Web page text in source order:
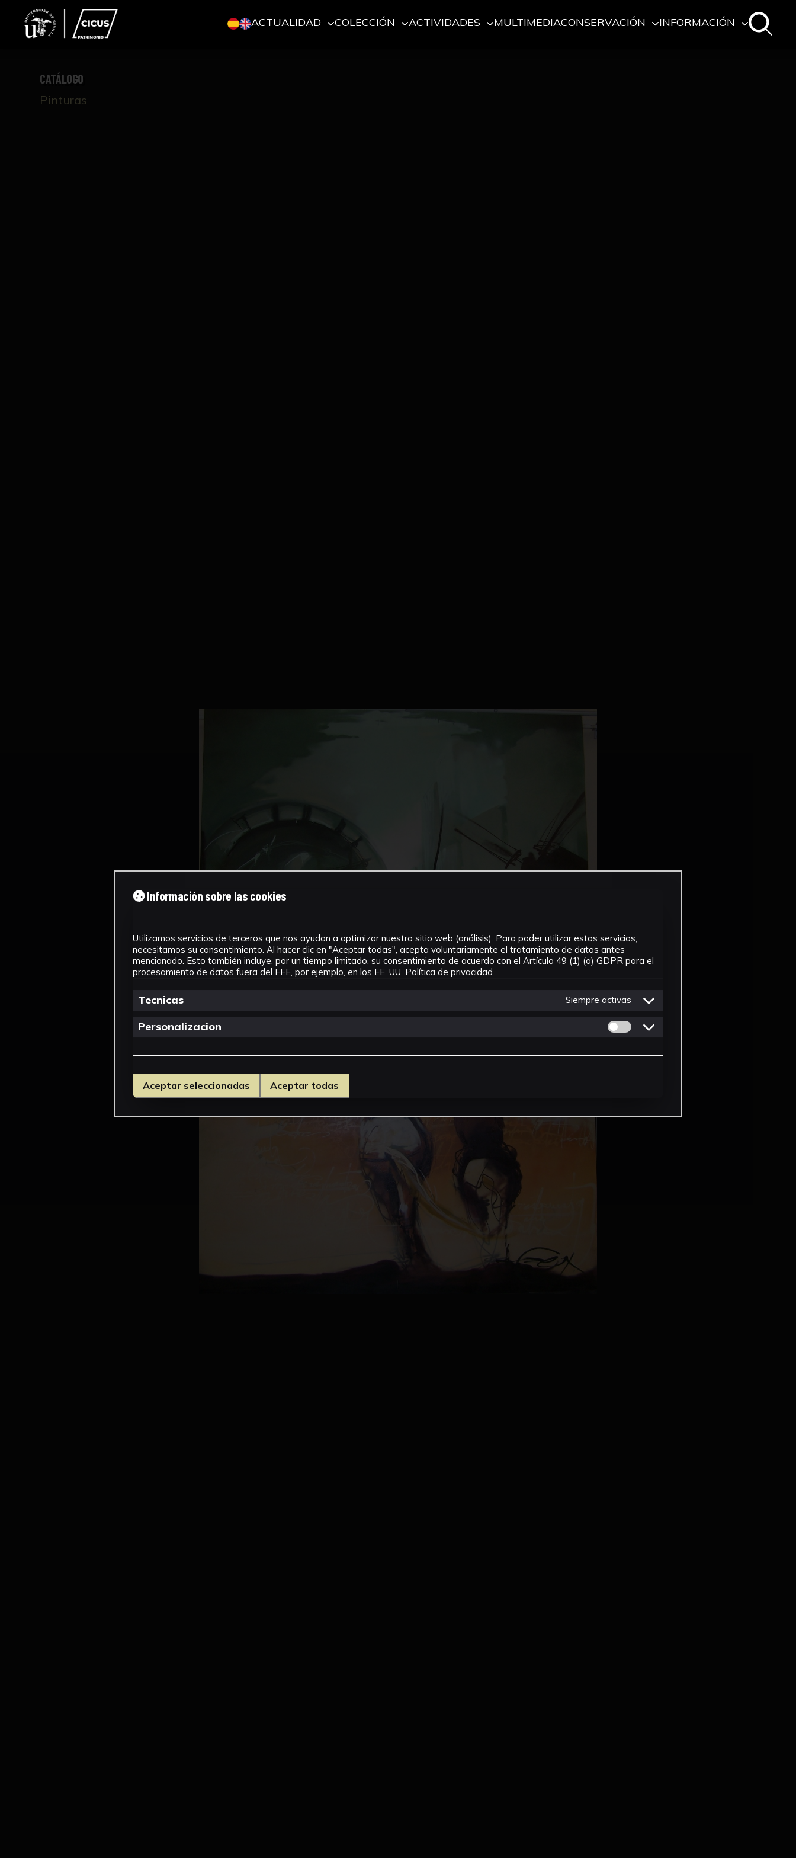
ACTUALIDAD COLECCIÓN ACTIVIDADES MULTIMEDIACONSERVACIÓN INFORMACIÓN
CATÁLOGO
Pinturas
Información sobre las cookies
Utilizamos servicios de terceros que nos ayudan a optimizar nuestro sitio web (análisis). Para poder utilizar estos servicios,
necesitamos su consentimiento. Al hacer clic en "Aceptar todas", acepta voluntariamente el tratamiento de datos antes
mencionado. Esto también incluye, por un tiempo limitado, su consentimiento de acuerdo con el Artículo 49 (1) (a) GDPR para el
procesamiento de datos fuera del EEE, por ejemplo, en los EE. UU. Política de privacidad
Tecnicas Siempre activas
Personalizacion Permitir cookies de Personalizacion
Aceptar seleccionadas Aceptar todas